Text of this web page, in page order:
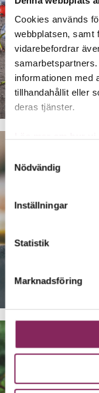
Cookies används
webbplatsen, samt
vidarebefordrar
informationen med
tillhandahållit eller
deras tjänster.
Samtyckesval
Nödvändig
Inställningar
Statistik
Marknadsföring
Allt du